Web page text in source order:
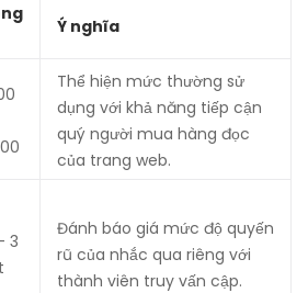
Ý nghĩa
Thể hiện mức thường sử
dụng với khả năng tiếp cận
quý người mua hàng đọc
của trang web.
3
Đánh báo giá mức độ quyến
rũ của nhắc qua riêng với
thành viên truy vấn cập.